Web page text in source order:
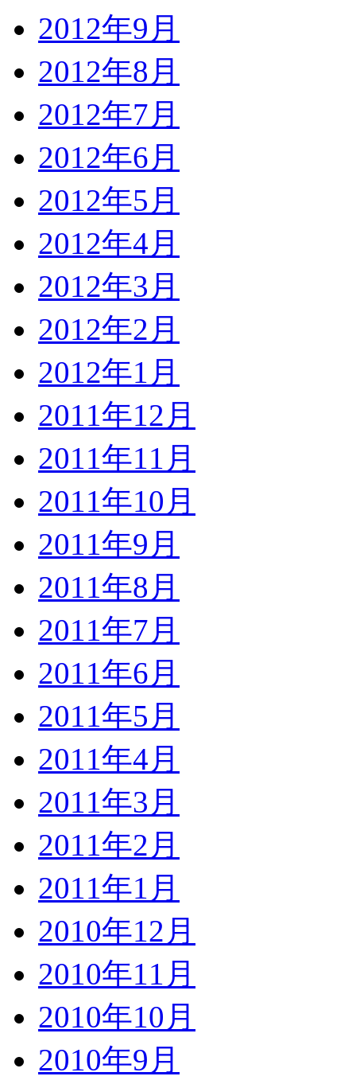
2012年9月
2012年8月
2012年7月
2012年6月
2012年5月
2012年4月
2012年3月
2012年2月
2012年1月
2011年12月
2011年11月
2011年10月
2011年9月
2011年8月
2011年7月
2011年6月
2011年5月
2011年4月
2011年3月
2011年2月
2011年1月
2010年12月
2010年11月
2010年10月
2010年9月